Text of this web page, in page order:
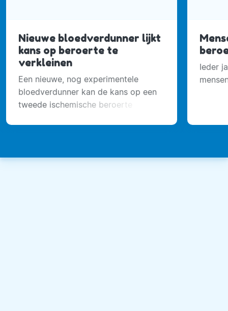
Nieuwe bloedverdunner lijkt
kans op beroerte te
verkleinen
Een nieuwe, nog experimentele
bloedverdunner kan de kans op een
tweede ischemische beroerte
Ieder